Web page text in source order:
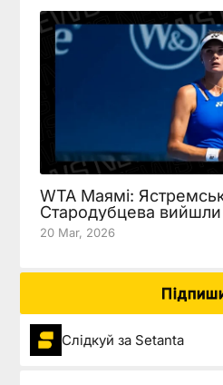
WTA Маямі:
Стародубцева
20 Mar, 2026
Слідкуй за Setanta